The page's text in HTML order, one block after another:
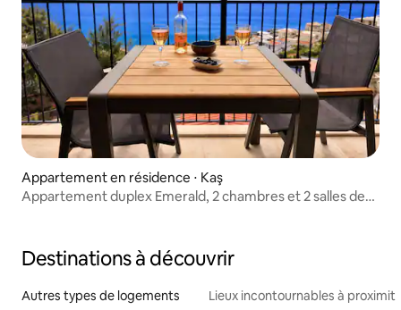
Appartement en résidence ⋅ Kaş
Appartement duplex Emerald, 2 chambres et 2 salles de
Destinations à découvrir
Autres types de logements Lieux incontournables à